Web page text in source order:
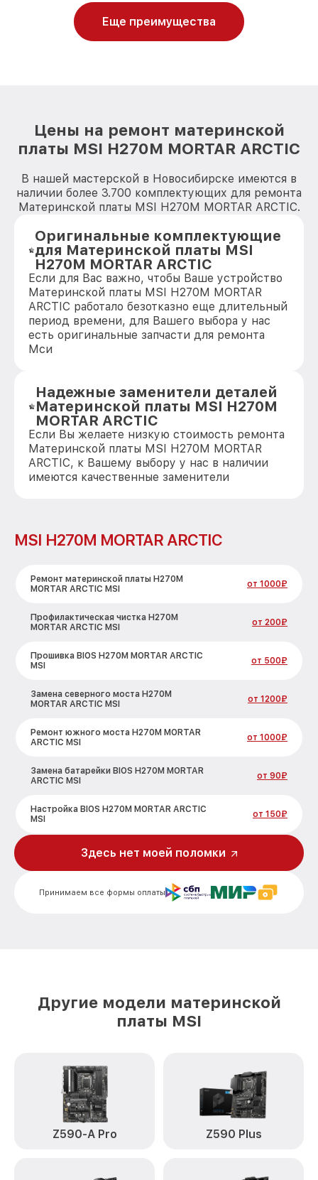
Еще преимущества
Цены на ремонт материнской
платы MSI H270M MORTAR ARCTIC
В нашей мастерской в Новосибирске имеются в
наличии более 3.700 комплектующих для ремонта
Материнской платы MSI H270M MORTAR ARCTIC.
Оригинальные комплектующие
для Материнской платы MSI
H270M MORTAR ARCTIC
Если для Вас важно, чтобы Ваше устройство
Материнской платы MSI H270M MORTAR
ARCTIC работало безотказно еще длительный
период времени, для Вашего выбора у нас
есть оригинальные запчасти для ремонта
Мси
Надежные заменители деталей
Материнской платы MSI H270M
MORTAR ARCTIC
Если Вы желаете низкую стоимость ремонта
Материнской платы MSI H270M MORTAR
ARCTIC, к Вашему выбору у нас в наличии
имеются качественные заменители
MSI H270M MORTAR ARCTIC
Ремонт материнской платы H270M
MORTAR ARCTIC MSI
от 1000₽
Профилактическая чистка H270M
MORTAR ARCTIC MSI
от 200₽
Прошивка BIOS H270M MORTAR ARCTIC
MSI
от 500₽
Замена северного моста H270M
MORTAR ARCTIC MSI
от 1200₽
Ремонт южного моста H270M MORTAR
ARCTIC MSI
от 1000₽
Замена батарейки BIOS H270M MORTAR
ARCTIC MSI
от 90₽
Настройка BIOS H270M MORTAR ARCTIC
MSI
от 150₽
Принимаем все формы оплаты
Здесь нет моей поломки
Другие модели материнской
платы MSI
Z590-A Pro Z590 Plus